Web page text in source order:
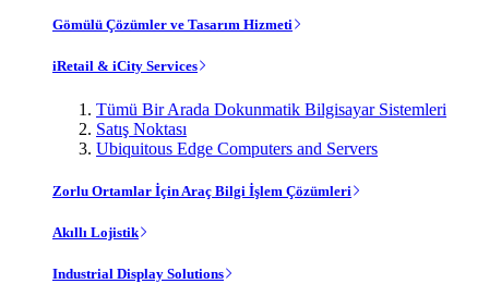
Gömülü Çözümler ve Tasarım Hizmeti
iRetail & iCity Services
Tümü Bir Arada Dokunmatik Bilgisayar Sistemleri
Satış Noktası
Ubiquitous Edge Computers and Servers
Zorlu Ortamlar İçin Araç Bilgi İşlem Çözümleri
Akıllı Lojistik
Industrial Display Solutions